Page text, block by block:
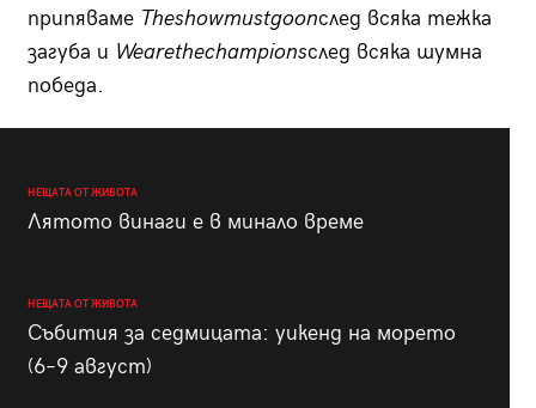
припяваме Theshowmustgoonслед всяка тежка
загуба и Wearethechampionsслед всяка шумна
победа.
НЕЩАТА ОТ ЖИВОТА
Лятото винаги е в минало време
НЕЩАТА ОТ ЖИВОТА
Събития за седмицата: уикенд на морето
(6–9 август)